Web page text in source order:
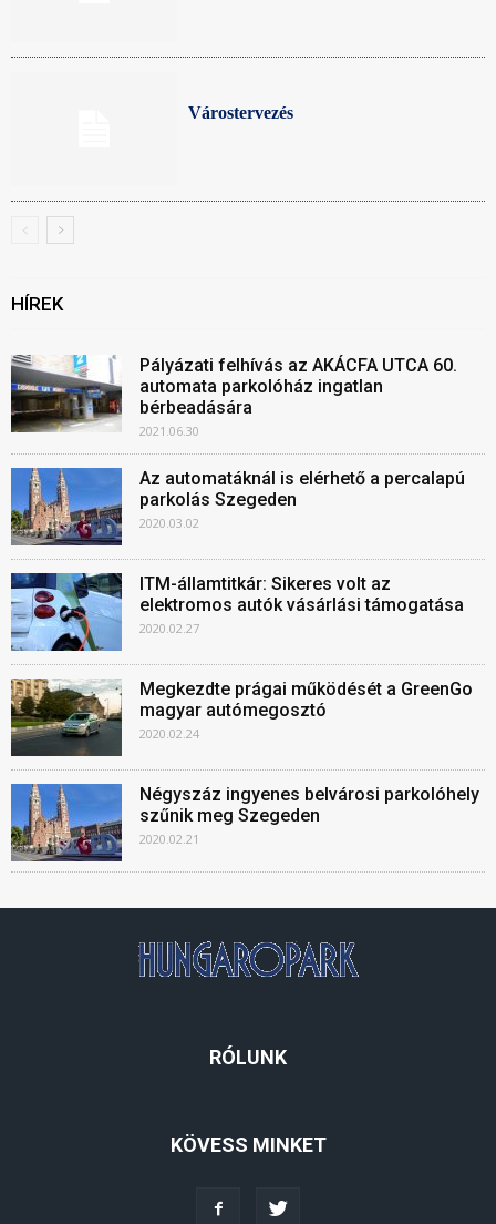
Várostervezés
HÍREK
Pályázati felhívás az AKÁCFA UTCA 60.
automata parkolóház ingatlan
bérbeadására
2021.06.30
Az automatáknál is elérhető a percalapú
parkolás Szegeden
2020.03.02
ITM-államtitkár: Sikeres volt az
elektromos autók vásárlási támogatása
2020.02.27
Megkezdte prágai működését a GreenGo
magyar autómegosztó
2020.02.24
Négyszáz ingyenes belvárosi parkolóhely
szűnik meg Szegeden
2020.02.21
RÓLUNK
KÖVESS MINKET